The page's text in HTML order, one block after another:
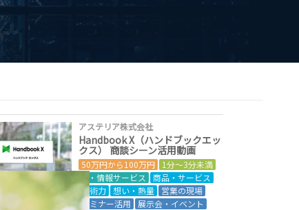
アステリア株式会社
Handbook X（ハンドブックエッ
クス） 商談シーン活用動画
50万円から100万円
1分～3分未満
IT・情報サービス
商品・サービス
技術力 想い・熱量
営業の現場
セミナー活用
展示会・イベント